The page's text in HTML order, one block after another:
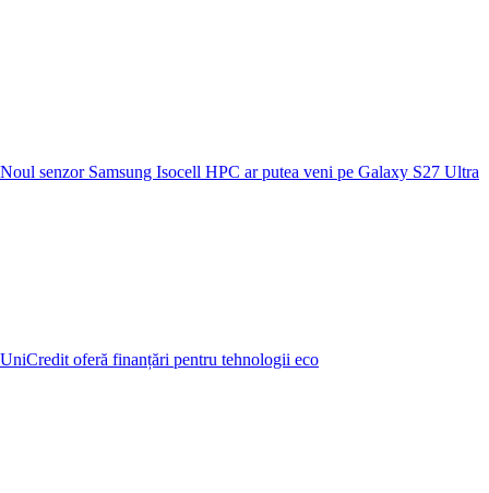
Noul senzor Samsung Isocell HPC ar putea veni pe Galaxy S27 Ultra
UniCredit oferă finanțări pentru tehnologii eco